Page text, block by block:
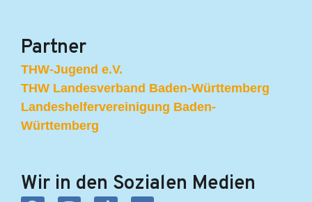
Partner
THW-Jugend e.V.
THW Landesverband Baden-Württemberg
Landeshelfervereinigung Baden-
Württemberg
Wir in den Sozialen Medien